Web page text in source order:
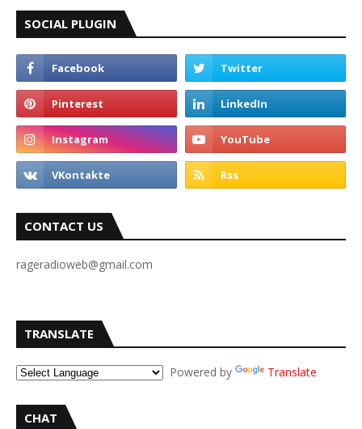
SOCIAL PLUGIN
CONTACT US
rageradioweb@gmail.com
TRANSLATE
Powered by Translate
CHAT